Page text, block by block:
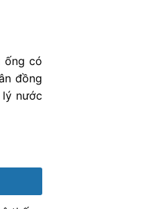
ống có
đồng
nước